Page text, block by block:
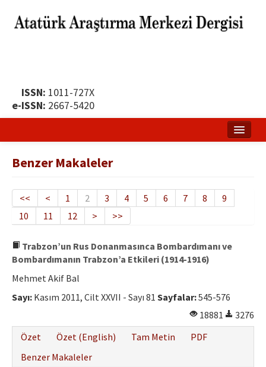
ISSN: 1011-727X
e-ISSN: 2667-5420
Yayın Politikası
Dergi Kurulları
Yayın İlkeleri
Yazar Rehberi
İletişim
Benzer Makaleler
<< < 1 2 3 4 5 6 7 8
9
10
11 12 > >>
Trabzon’un Rus Donanmasınca Bombardımanı ve
Bombardımanın Trabzon’a Etkileri (1914-1916)
Mehmet Akif Bal
Sayı: Kasım 2011, Cilt XXVII - Sayı 81 Sayfalar:545-576
18881
3276
Özet
Özet (English) Tam Metin
PDF
Benzer Makaleler